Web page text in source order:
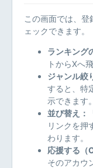
この画面では、
ェックできます。
ランキング
トからXへ
ジャンル絞
すると、特
示できます。
並び替え：
リンクを押
わります。
応援する（
そのアカウ